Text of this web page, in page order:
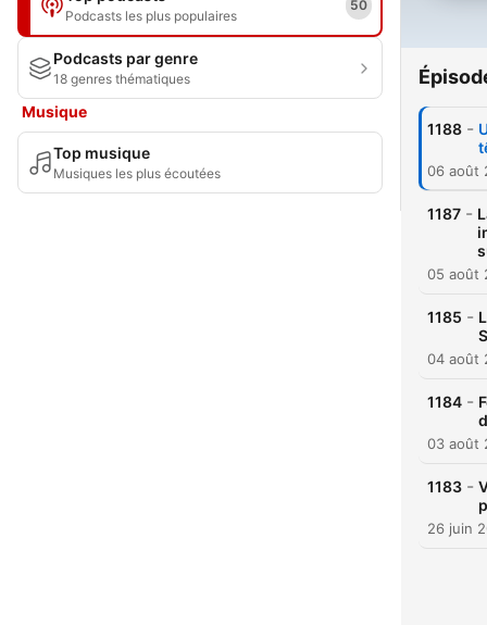
Podcasts les plus populaires
50
Podcasts par genre
18 genres thématiques
Musique
Top musique
Musiques les plus écoutées
1188 -
06 août
1187 -
05 août
1185 -
04 août
1184 -
03 août
1183 -
26 juin